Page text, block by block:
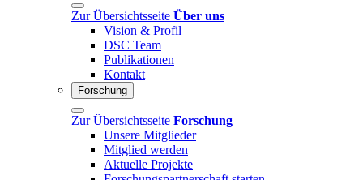
Zur Übersichtsseite Über uns
Vision & Profil
DSC Team
Publikationen
Kontakt
Forschung
Zur Übersichtsseite Forschung
Unsere Mitglieder
Mitglied werden
Aktuelle Projekte